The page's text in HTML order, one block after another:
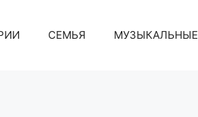
СЕМЬЯ МУЗЫКАЛЬНЫЕ